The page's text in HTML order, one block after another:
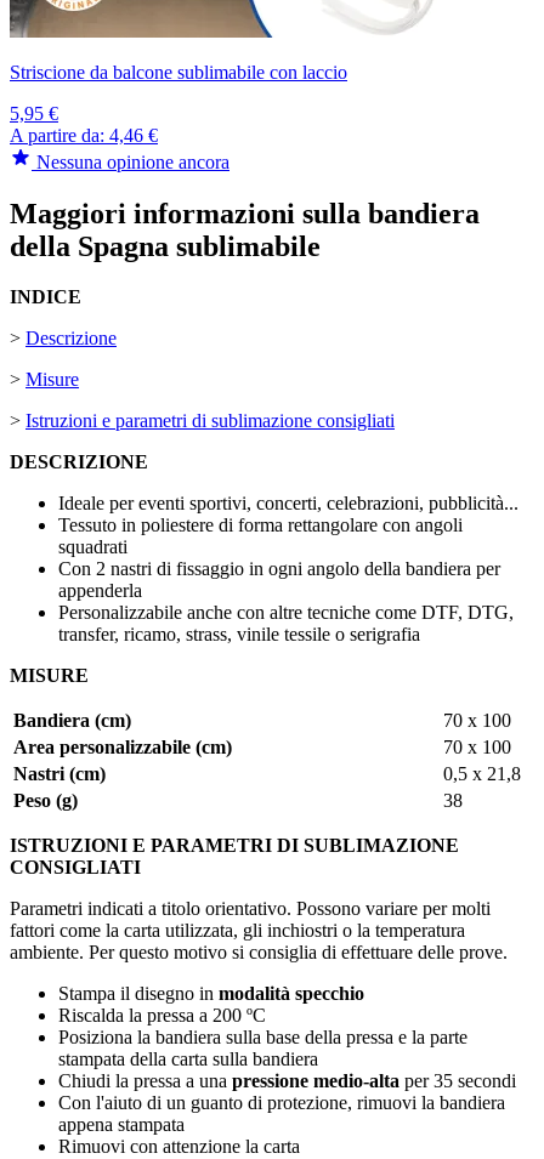
Striscione da balcone sublimabile con laccio
5,95 €
A partire da: 4,46 €
Nessuna opinione ancora
Maggiori informazioni sulla bandiera
della Spagna sublimabile
INDICE
> Descrizione
> Misure
> Istruzioni e parametri di sublimazione consigliati
DESCRIZIONE
Ideale per eventi sportivi, concerti, celebrazioni, pubblicità...
Tessuto in poliestere di forma rettangolare con angoli
squadrati
Con 2 nastri di fissaggio in ogni angolo della bandiera per
appenderla
Personalizzabile anche con altre tecniche come DTF, DTG,
transfer, ricamo, strass, vinile tessile o serigrafia
MISURE
Bandiera (cm)
70 x 100
Area personalizzabile (cm)
70 x 100
Nastri (cm)
0,5 x 21,8
Peso (g)
38
ISTRUZIONI E PARAMETRI DI SUBLIMAZIONE
CONSIGLIATI
Parametri indicati a titolo orientativo. Possono variare per molti
fattori come la carta utilizzata, gli inchiostri o la temperatura
ambiente. Per questo motivo si consiglia di effettuare delle prove.
Stampa il disegno in modalità specchio
Riscalda la pressa a 200 ºC
Posiziona la bandiera sulla base della pressa e la parte
stampata della carta sulla bandiera
Chiudi la pressa a una pressione medio-alta per35 secondi
Con l'aiuto di un guanto di protezione, rimuovi la bandiera
appena stampata
Rimuovi con attenzione la carta